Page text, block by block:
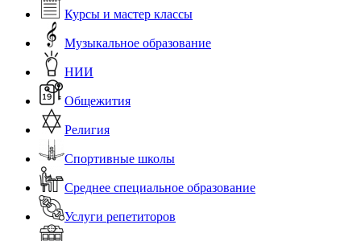
Курсы и мастер классы
Музыкальное образование
НИИ
Общежития
Религия
Спортивные школы
Среднее специальное образование
Услуги репетиторов